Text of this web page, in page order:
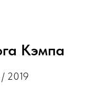
Кэмпа
2019